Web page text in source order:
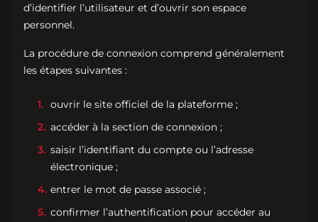
d’identifier l’utilisateur et d’ouvrir son espace
personnel.
La procédure de connexion comprend généralement
les étapes suivantes :
ouvrir le site officiel de la plateforme ;
accéder à la section de connexion ;
saisir l’identifiant du compte ou l’adresse
électronique ;
entrer le mot de passe associé ;
confirmer l’authentification pour accéder au